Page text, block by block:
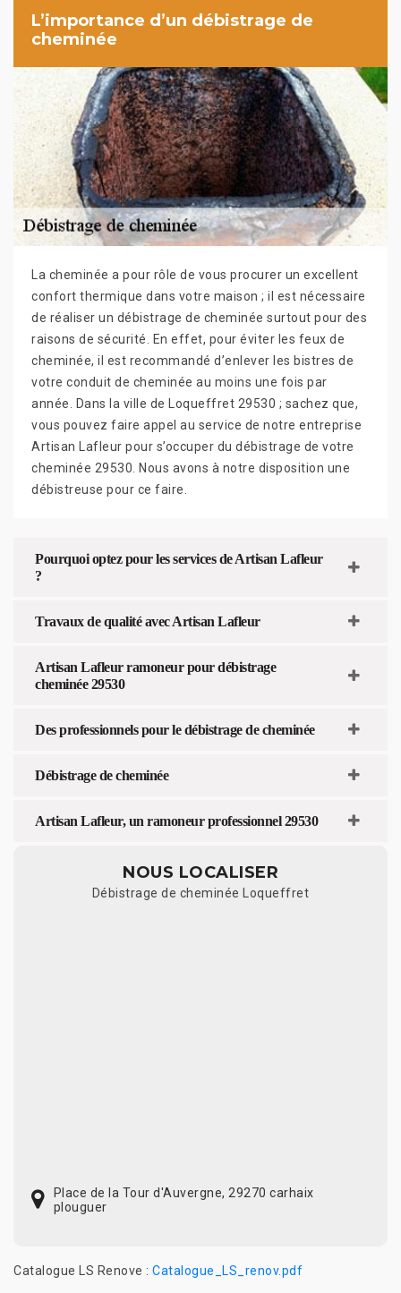
L’importance d’un débistrage de
cheminée
La cheminée a pour rôle de vous procurer un excellent
confort thermique dans votre maison ; il est nécessaire
de réaliser un débistrage de cheminée surtout pour des
raisons de sécurité. En effet, pour éviter les feux de
cheminée, il est recommandé d’enlever les bistres de
votre conduit de cheminée au moins une fois par
année. Dans la ville de Loqueffret 29530 ; sachez que,
vous pouvez faire appel au service de notre entreprise
Artisan Lafleur pour s’occuper du débistrage de votre
cheminée 29530. Nous avons à notre disposition une
débistreuse pour ce faire.
Pourquoi optez pour les services de Artisan Lafleur
?
Travaux de qualité avec Artisan Lafleur
Artisan Lafleur ramoneur pour débistrage
cheminée 29530
Des professionnels pour le débistrage de cheminée
Débistrage de cheminée
Artisan Lafleur, un ramoneur professionnel 29530
NOUS LOCALISER
Débistrage de cheminée Loqueffret
Place de la Tour d'Auvergne, 29270 carhaix
plouguer
Catalogue LS Renove : Catalogue_LS_renov.pdf